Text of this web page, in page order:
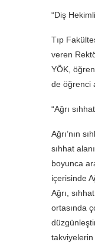
“Diş
Tıp
veren
YÖK,
de öğrenci
“Ağrı
Ağrı’nın
sıhhat
boyunca
içerisinde
Ağrı,
ortasında
takviyelerin